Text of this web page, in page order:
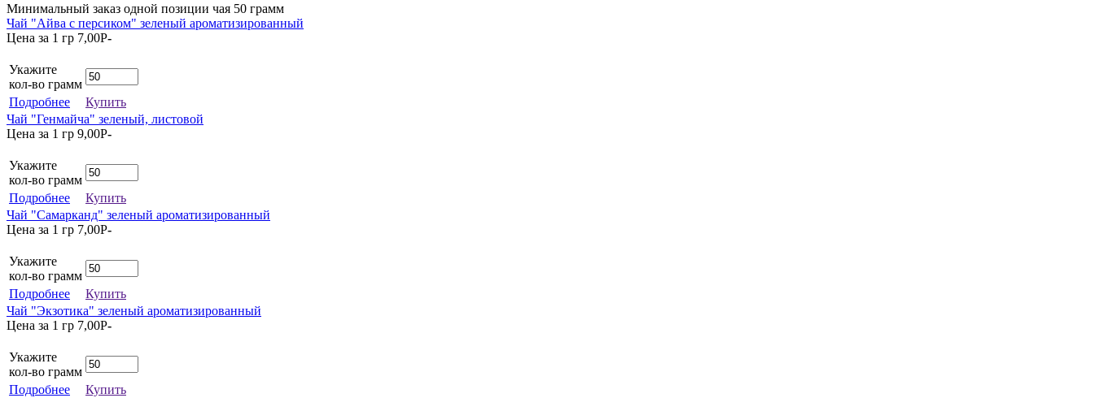
Минимальный заказ одной позиции чая 50 грамм
Чай "Айва с персиком" зеленый ароматизированный
Цена за 1 гр 7,00P-
Укажите
кол-во грамм
Подробнее
Купить
Чай "Генмайча" зеленый, листовой
Цена за 1 гр 9,00P-
Укажите
кол-во грамм
Подробнее
Купить
Чай "Самарканд" зеленый ароматизированный
Цена за 1 гр 7,00P-
Укажите
кол-во грамм
Подробнее
Купить
Чай "Экзотика" зеленый ароматизированный
Цена за 1 гр 7,00P-
Укажите
кол-во грамм
Подробнее
Купить